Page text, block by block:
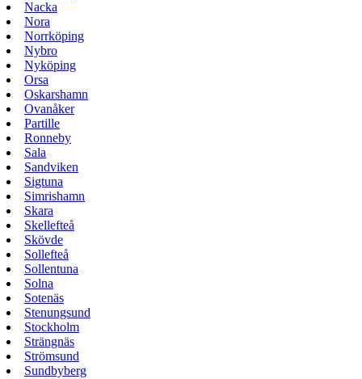
Nacka
Nora
Norrköping
Nybro
Nyköping
Orsa
Oskarshamn
Ovanåker
Partille
Ronneby
Sala
Sandviken
Sigtuna
Simrishamn
Skara
Skellefteå
Skövde
Sollefteå
Sollentuna
Solna
Sotenäs
Stenungsund
Stockholm
Strängnäs
Strömsund
Sundbyberg